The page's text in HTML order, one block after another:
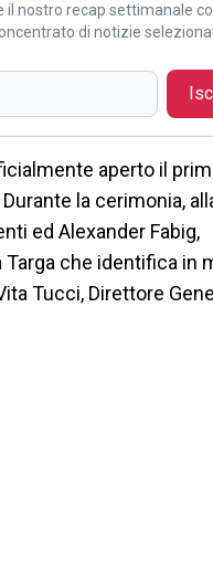
il nostro recap settimanale
di notizie
aperto il
la cerimonia,
ed Alexander Fabig,
che identifica in
Tucci, Direttore